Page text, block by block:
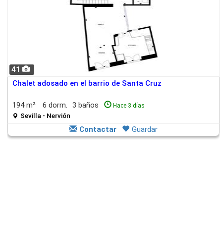
41
Chalet adosado en el barrio de Santa Cruz
194 m² 6 dorm. 3 baños Hace 3 días
Sevilla - Nervión
Contactar Guardar